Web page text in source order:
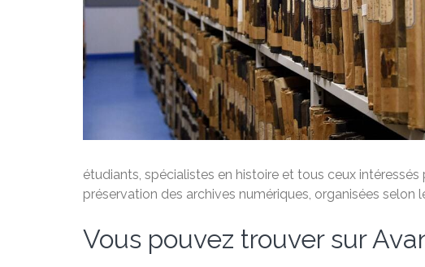
étudiants, spécialistes en histoire et tous ceux
préservation des archives numériques, organisées selon
Vous pouvez trouver sur